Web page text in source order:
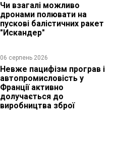
Чи взагалі можливо
дронами полювати на
пускові балістичних ракет
"Искандер"
06 серпень 2026
Невже пацифізм програв і
автопромисловість у
Франції активно
долучається до
виробництва зброї